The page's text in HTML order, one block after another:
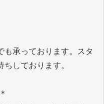
も承っております。スタ
しております。